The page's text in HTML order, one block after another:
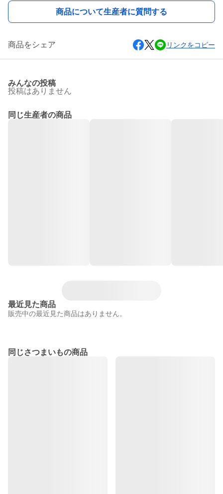
商品について生産者に質問する
商品をシェア リンクをコピー
みんなの投稿
投稿はありません
同じ生産者の商品
最近見た商品
販売中の最近見た商品はありません。
同じさつまいもの商品